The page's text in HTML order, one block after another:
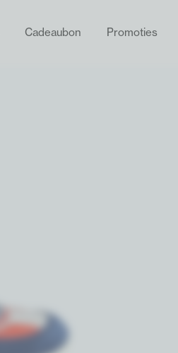
Cadeaubon Promoties
ZOEKEN